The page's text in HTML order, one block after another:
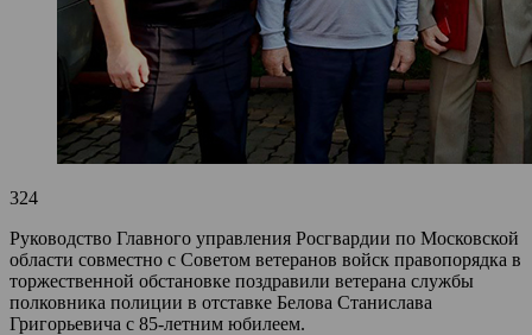
324
Руководство Главного управления Росгвардии по Московской
области совместно с Советом ветеранов войск правопорядка в
торжественной обстановке поздравили ветерана службы
полковника полиции в отставке Белова Станислава
Григорьевича с 85-летним юбилеем.